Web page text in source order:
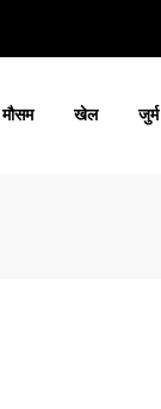
मौसम खेल जुर्म